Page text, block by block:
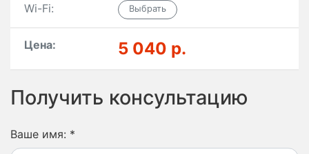
Wi-Fi:
Цена: 5 040 р.
Получить консультацию
Ваше имя: *